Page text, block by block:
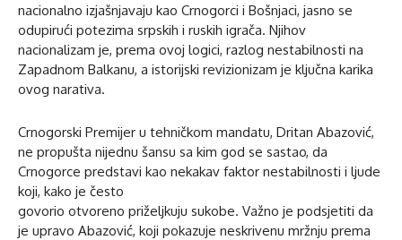
nacionalno izjašnjavaju kao Crnogorci i Bošnjaci, jasno se
odupirući potezima srpskih i ruskih igrača. Njihov
nacionalizam je, prema ovoj logici, razlog nestabilnosti na
Zapadnom Balkanu, a istorijski revizionizam je ključna karika
ovog narativa.
Crnogorski Premijer u tehničkom mandatu, Dritan Abazović,
ne propušta nijednu šansu sa kim god se sastao, da
Crnogorce predstavi kao nekakav faktor nestabilnosti i ljude
koji, kako je često
govorio otvoreno priželjkuju sukobe. Važno je podsjetiti da
je upravo Abazović, koji pokazuje neskrivenu mržnju prema